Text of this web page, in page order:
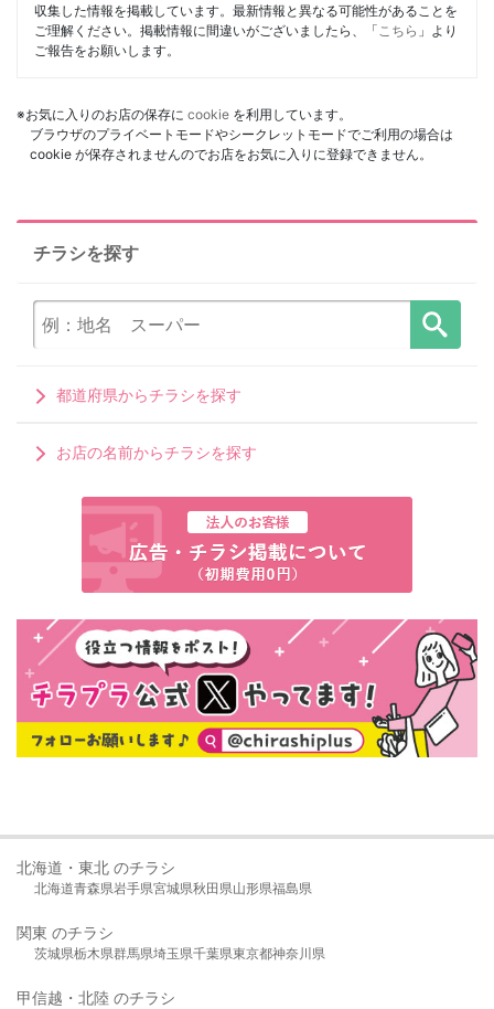
収集した情報を掲載しています。最新情報と異なる可能性があることを
ご理解ください。掲載情報に間違いがございましたら、「 こちら 」より
ご報告をお願いします。
※お気に入りのお店の保存に cookie を利用しています。
ブラウザのプライベートモードやシークレットモードでご利用の場合は
cookie が保存されませんのでお店をお気に入りに登録できません。
チラシを探す
都道府県からチラシを探す
お店の名前からチラシを探す
北海道・東北 のチラシ
北海道青森県岩手県宮城県秋田県山形県福島県
関東 のチラシ
茨城県栃木県群馬県埼玉県千葉県東京都神奈川県
甲信越・北陸 のチラシ